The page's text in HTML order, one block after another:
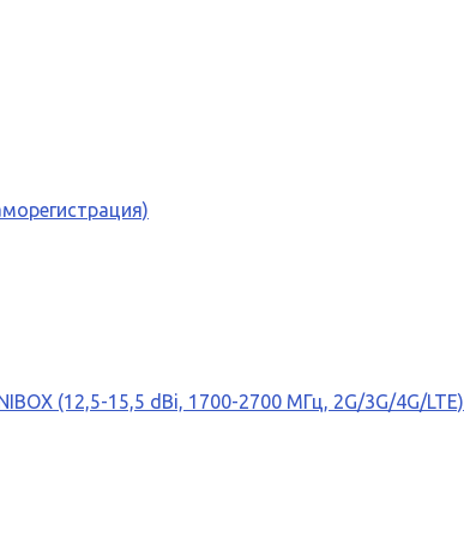
(12,5-15,5 dBi, 1700-2700 МГц, 2G/3G/4G/LTE)